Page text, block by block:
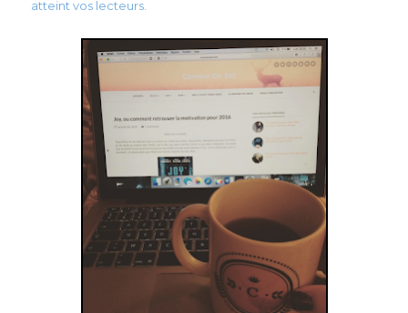
atteint vos lecteurs.